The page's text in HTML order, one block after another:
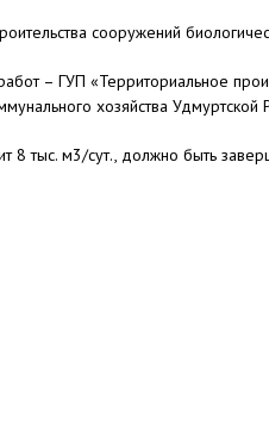
сооружений
– ГУП «Территориальное
хозяйства Удмуртской
8 тыс. м3/сут., должно быть